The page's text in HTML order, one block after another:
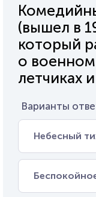
(вышел в
который
о
летчиках
Варианты
Небесный